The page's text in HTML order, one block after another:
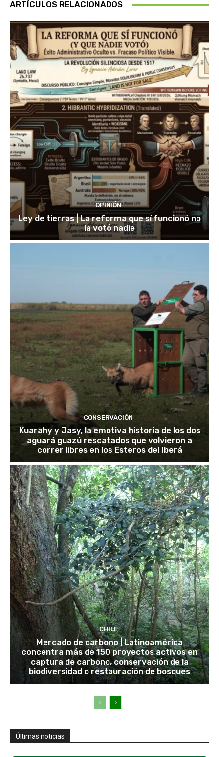
ARTÍCULOS RELACIONADOS
OPINIÓN
Ley de tierras | La reforma que sí funcionó no
la votó nadie
CONSERVACIÓN
Kuarahy y Jasy, la emotiva historia de los dos
aguará guazú rescatados que volvieron a
correr libres en los Esteros del Iberá
CHILE
Mercado de carbono | Latinoamérica
concentra más de 150 proyectos activos en
captura de carbono, conservación de la
biodiversidad o restauración de bosques
Últimas noticias